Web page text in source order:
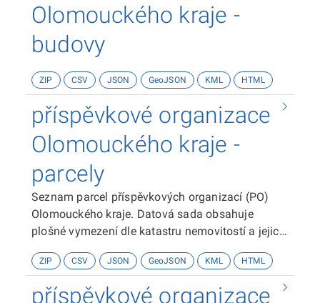
Olomouckého kraje -
budovy
ZIP CSV JSON GeoJSON KML HTML
příspěvkové organizace
Olomouckého kraje -
parcely
Seznam parcel příspěvkových organizací (PO)
Olomouckého kraje. Datová sada obsahuje
plošné vymezení dle katastru nemovitostí a jejich
aj.ZIP CSV JSON GeoJSON KML HTML
příspěvkové organizace